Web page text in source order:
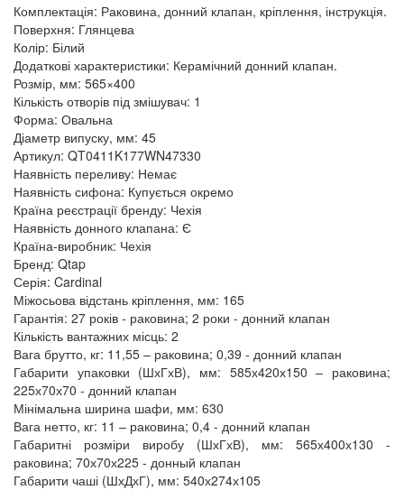
Комплектація: Раковина, донний клапан, кріплення, інструкція.
Поверхня: Глянцева
Колір: Білий
Додаткові характеристики: Керамічний донний клапан.
Розмір, мм: 565×400
Кількість отворів під змішувач: 1
Форма: Овальна
Діаметр випуску, мм: 45
Артикул: QT0411K177WN47330
Наявність переливу: Немає
Наявність сифона: Купується окремо
Країна реєстрації бренду: Чехія
Наявність донного клапана: Є
Країна-виробник: Чехія
Бренд: Qtap
Серія: Cardinal
Міжосьова відстань кріплення, мм: 165
Гарантія: 27 років - раковина; 2 роки - донний клапан
Кількість вантажних місць: 2
Вага брутто, кг: 11,55 – раковина; 0,39 - донний клапан
Габарити упаковки (ШхГхВ), мм: 585х420х150 – раковина;
225х70х70 - донний клапан
Мінімальна ширина шафи, мм: 630
Вага нетто, кг: 11 – раковина; 0,4 - донний клапан
Габаритні розміри виробу (ШхГхВ), мм: 565х400х130 -
раковина; 70х70х225 - донный клапан
Габарити чаші (ШхДхГ), мм: 540х274х105